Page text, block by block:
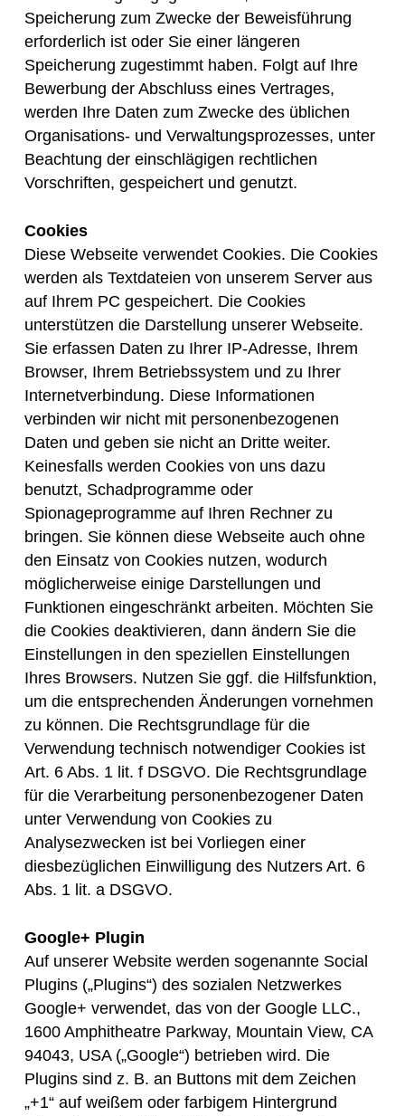
Speicherung zum Zwecke der Beweisführung
erforderlich ist oder Sie einer längeren
Speicherung zugestimmt haben. Folgt auf Ihre
Bewerbung der Abschluss eines Vertrages,
werden Ihre Daten zum Zwecke des üblichen
Organisations- und Verwaltungsprozesses, unter
Beachtung der einschlägigen rechtlichen
Vorschriften, gespeichert und genutzt.
Cookies
Diese Webseite verwendet Cookies. Die Cookies
werden als Textdateien von unserem Server aus
auf Ihrem PC gespeichert. Die Cookies
unterstützen die Darstellung unserer Webseite.
Sie erfassen Daten zu Ihrer IP-Adresse, Ihrem
Browser, Ihrem Betriebssystem und zu Ihrer
Internetverbindung. Diese Informationen
verbinden wir nicht mit personenbezogenen
Daten und geben sie nicht an Dritte weiter.
Keinesfalls werden Cookies von uns dazu
benutzt, Schadprogramme oder
Spionageprogramme auf Ihren Rechner zu
bringen. Sie können diese Webseite auch ohne
den Einsatz von Cookies nutzen, wodurch
möglicherweise einige Darstellungen und
Funktionen eingeschränkt arbeiten. Möchten Sie
die Cookies deaktivieren, dann ändern Sie die
Einstellungen in den speziellen Einstellungen
Ihres Browsers. Nutzen Sie ggf. die Hilfsfunktion,
um die entsprechenden Änderungen vornehmen
zu können. Die Rechtsgrundlage für die
Verwendung technisch notwendiger Cookies ist
Art. 6 Abs. 1 lit. f DSGVO. Die Rechtsgrundlage
für die Verarbeitung personenbezogener Daten
unter Verwendung von Cookies zu
Analysezwecken ist bei Vorliegen einer
diesbezüglichen Einwilligung des Nutzers Art. 6
Abs. 1 lit. a DSGVO.
Google+ Plugin
Auf unserer Website werden sogenannte Social
Plugins („Plugins“) des sozialen Netzwerkes
Google+ verwendet, das von der Google LLC.,
1600 Amphitheatre Parkway, Mountain View, CA
94043, USA („Google“) betrieben wird. Die
Plugins sind z. B. an Buttons mit dem Zeichen
„+1“ auf weißem oder farbigem Hintergrund